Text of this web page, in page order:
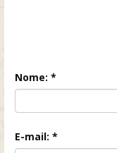
Nome: *
E-mail: *